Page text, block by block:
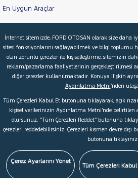
En Uygun Araçlar
İkinci El Garanti
Kampanyalar
Kredi Hesaplama & Başvuru
© 2026 Ford Türkiye Ford Kurumsal
Şartlar & Kişisel Verilerin Korunması S.S.S.
Çerez Tercihleri
İnternet sitemizde, FORD OTOSAN olarak size
sitesi fonksiyonlarını sağlayabilmek ve bilgi
olan zorunlu çerezler ile kişiselleştirme, sitemizin
reklam/pazarlama faaliyetlerinin gerçekleştirilmesi
diğer çerezler kullanılmaktadır. Konuya ilişkin
Aydınlatma Metni’nden
Tüm Çerezleri Kabul Et butonuna tıklayarak, açık
kişisel verilerinizin Aydınlatma Metni’nde belirtilen
olursunuz. “Tüm Çerezleri Reddet” butonuna
çerezleri reddedebilirsiniz. Çerezleri kısmen devre dışı
butonuna tıklayınız.
Çerez Ayarlarını Yönet
Tüm Çerezleri Kabul